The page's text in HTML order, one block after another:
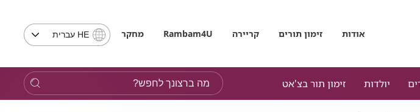
אודות זימון תורים קריירה Rambam4U מחקר
בחירת
שים
לב,
בבחירת
HE עברית
יולדות זימון תור בצ'אט
מה
ברצונך
לחפש?